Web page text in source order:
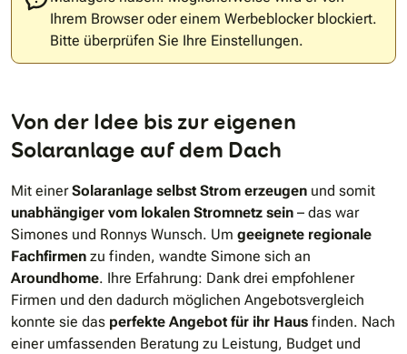
Ihrem Browser oder einem Werbeblocker blockiert.
Bitte überprüfen Sie Ihre Einstellungen.
Von der Idee bis zur eigenen
Solaranlage auf dem Dach
Mit einerSolaranlage selbst Strom erzeugen und somit
unabhängiger vom lokalen Stromnetz sein – das war
Simones und Ronnys Wunsch. Um geeignete regionale
Fachfirmen zu finden, wandte Simone sich an
Aroundhome. Ihre Erfahrung: Dank drei empfohlener
Firmen und den dadurch möglichen Angebotsvergleich
konnte sie das perfekte Angebot für ihr Haus finden. Nach
einer umfassenden Beratung zu Leistung, Budget und